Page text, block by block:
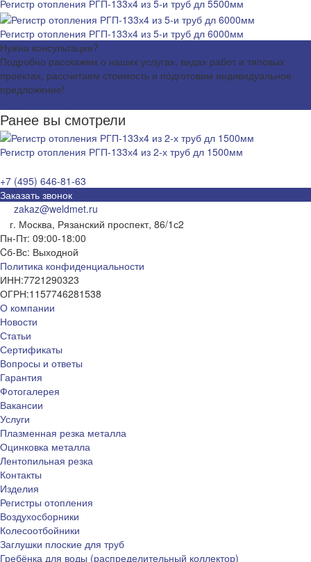
Регистр отопления РГП-133х4 из 5-и труб дл 5500мм
Регистр отопления РГП-133х4 из 5-и труб дл 6000мм
Нужна консультация?
Подробно расскажем о наших услугах, видах работ и типовых
проектах, рассчитаем стоимость и подготовим индивидуальное
предложение!
Ранее вы смотрели
Регистр отопления РГП-133х4 из 2-х труб дл 1500мм
+7 (495) 646-81-63
Заказать звонок
zakaz@weldmet.ru
г. Москва, Рязанский проспект, 86/1с2
Пн-Пт: 09:00-18:00
Cб-Вс: Выходной
Политика конфиденциальности
ИНН:7721290323
ОГРН:1157746281538
О компании
Новости
Статьи
Сертификаты
Вопросы и ответы
Гарантия
Фотогалерея
Вакансии
Услуги
Плазменная резка металла
Оцинковка металла
Лентопильная резка
Контакты
Изделия
Регистры отопления
Воздухосборники
Колесоотбойники
Заглушки плоские для труб
Гребёнка для воды (распределительный коллектор)